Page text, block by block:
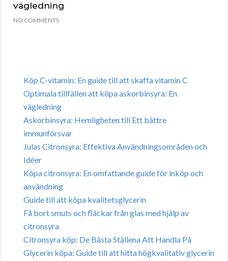
vägledning
NO COMMENTS
Köp C-vitamin: En guide till att skaffa vitamin C
Optimala tillfällen att köpa askorbinsyra: En
vägledning
Askorbinsyra: Hemligheten till Ett bättre
immunförsvar
Julas Citronsyra: Effektiva Användningsområden och
Idéer
Köpa citronsyra: En omfattande guide för inköp och
användning
Guide till att köpa kvalitetsglycerin
Få bort smuts och fläckar från glas med hjälp av
citronsyra
Citronsyra köp: De Bästa Ställena Att Handla På
Glycerin köpa: Guide till att hitta högkvalitativ glycerin